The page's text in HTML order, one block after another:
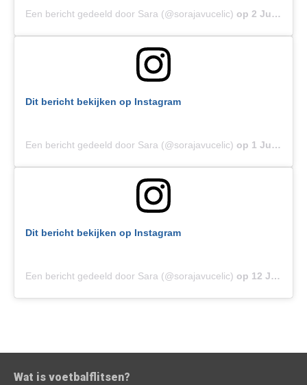
Een bericht gedeeld door Sara (@sorajavucelic) op 2 Jul 2019 om 3:01 (PDT)
Dit bericht bekijken op Instagram
Een bericht gedeeld door Sara (@sorajavucelic) op 1 Jul 2019 om 10:13 (PDT)
Dit bericht bekijken op Instagram
Een bericht gedeeld door Sara (@sorajavucelic) op 12 Jun 2019 om 3:27 (PDT)
Wat is voetbalflitsen?